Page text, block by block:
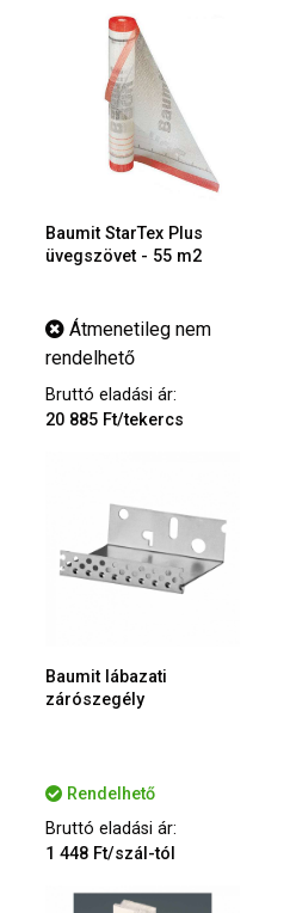
Baumit StarTex Plus
üvegszövet - 55 m2
Átmenetileg nem
rendelhető
Bruttó eladási ár:
20 885 Ft/tekercs
Baumit lábazati
zárószegély
Rendelhető
Bruttó eladási ár:
1 448 Ft/szál-tól